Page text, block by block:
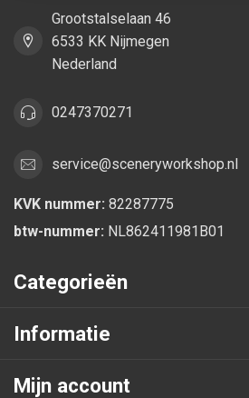
Grootstalselaan 46
6533 KK Nijmegen
Nederland
0247370271
service@sceneryworkshop.nl
KVK nummer: 82287775
btw-nummer: NL862411981B01
Categorieën
Informatie
Mijn account